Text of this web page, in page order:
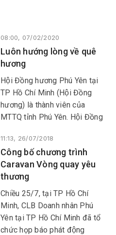
08:00, 07/02/2020
Luôn hướng lòng về quê
hương
Hội Đồng hương Phú Yên tại
TP Hồ Chí Minh (Hội Đồng
hương) là thành viên của
MTTQ tỉnh Phú Yên. Hội Đồng
quan tâm giúp đỡ của Tỉnh ủy,
HĐND, UBND, Ủy ban MTTQ
và các ban ngành, đoàn thể
tỉnh Phú Yên.
11:13, 26/07/2018
Công bố chương trình
Caravan Vòng quay yêu
thương
Chiều 25/7, tại TP Hồ Chí
Minh, CLB Doanh nhân Phú
Yên tại TP Hồ Chí Minh đã tổ
chức họp báo phát động